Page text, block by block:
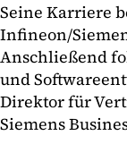
Seine Karriere
Infineon/
Anschließend
und
Direktor für
Siemens